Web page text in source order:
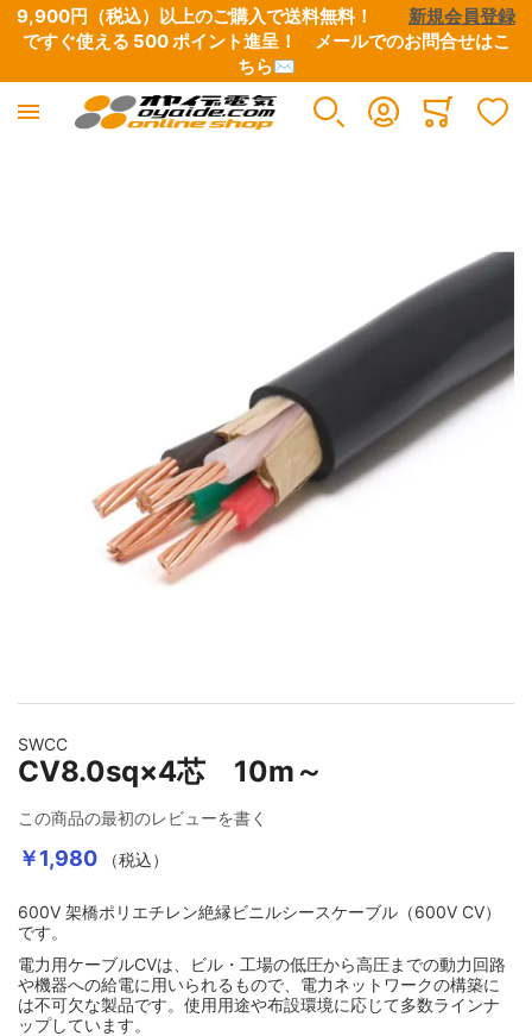
9,900円（税込）以上のご購入で送料無料！ 新規会員登録
ですぐ使える 500 ポイント進呈！ メールでのお問合せはこ
ちら✉
電気・電子用 単芯電線
シリコンゴム電線（RSCB）
FEPフッ素樹脂電線
ETFEフッ素樹脂電線
その他単芯電線
UL/CSA規格電線
UL規格ケーブル
その他スタイルナンバー
キャブタイヤ・丸形・平行形ケーブル
軟質ビニールキャブタイヤ（S-VCTF・S-VCT・S-
小判形ビニールキャブタイヤ（VCTFK）
機能性付き丸形ケーブル（UL規格・耐油性・耐震型
照明用コード
シールド・ロボットケーブル
一般ビニールシールドケーブル（MVVS・VSVC）
軟質ビニールシールドケーブル（S-MVVS・S-VSVC）
ツイストペアシールドケーブル
複合・マルチケーブル
耐屈曲・ロボットケーブル
高周波同軸ケーブル・コネクター
セミリジッドケーブル
フィーダー・複合・その他特殊同軸ケーブル
コネクター付き同軸ケーブル
消防・通信計装・電話・USB・ネットワークLAN
計装・構内用ケーブル
カールコード
2芯～4芯
電源用カールコード
リボン・ツイスト・フラットケーブル
ツイストコード
2芯撚り加工（受注製作）
平編銅線
絶縁シース付き平編銅線
カーボンリード線
マグネットワイヤー
AIW（ポリアミドイミド銅線）
AC（電気用裸軟銅線）
TA（スズメッキ銅線）
リッツ線・繊維被覆電線
TEX-E（3層絶縁電線）
ワニス・皮膜剥離溶剤
プラグ付きケーブル
電話機用モジュラーケーブル
10BASE2ケーブル
イメージギャラリーの最初に移動する
SWCC
CV8.0sq×4芯 10m～
この商品の最初のレビューを書く
￥1,980 （税込）
600V 架橋ポリエチレン絶縁ビニルシースケーブル（600V CV）
です。
電力用ケーブルCVは、ビル・工場の低圧から高圧までの動力回路
や機器への給電に用いられるもので、電力ネットワークの構築に
は不可欠な製品です。使用用途や布設環境に応じて多数ラインナ
ップしています。